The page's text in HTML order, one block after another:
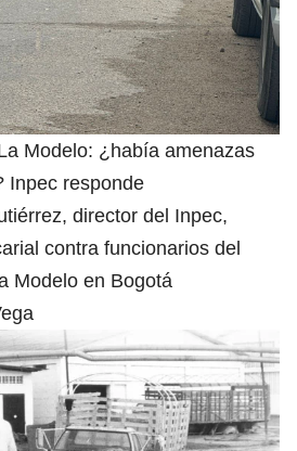
Modelo: ¿había amenazas
Inpec responde
director del Inpec,
contra funcionarios del
Modelo en Bogotá